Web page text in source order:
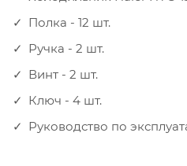
Полка - 12 шт.
Ручка - 2 шт.
Винт - 2 шт.
Ключ - 4 шт.
Руководство по